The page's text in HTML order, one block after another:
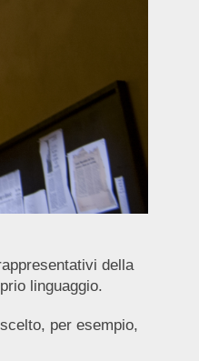
della
linguaggio.
per esempio,